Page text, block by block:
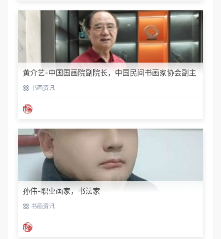
黄介艺-中国国画院副院长，中国民间书画家协会副主
席 书画资讯
孙伟-职业画家，书法家
书画资讯